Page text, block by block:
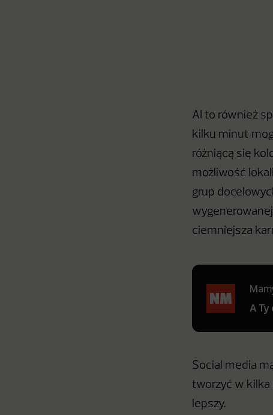
AI to również
kilku minut
różniącą się
możliwość
grup
ciemniejsza
A
Social media
tworzyć w kilka
lepszy.